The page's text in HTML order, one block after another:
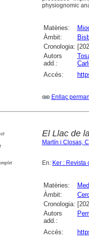
physiognomic
Matèries:
Àmbit:
Cronologia:
Autors
add.:
Accés:
Enllaç
El Llac de
Martín i Closas,
En: Ker :
Matèries:
Àmbit:
Cronologia:
Autors
add.:
Accés: